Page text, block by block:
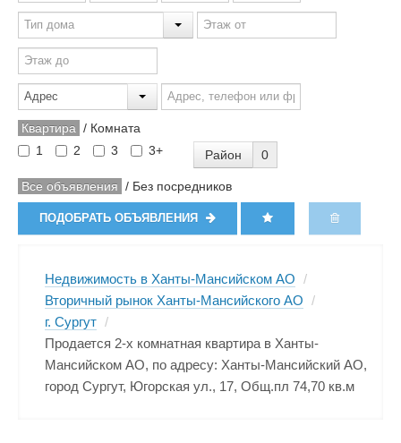
Квартира / Комната
1
2 3 3+ Район 0
Все объявления / Без посредников
ПОДОБРАТЬ ОБЪЯВЛЕНИЯ
Недвижимость в Ханты-Мансийском АО /
Вторичный рынок Ханты-Мансийского АО /
г. Сургут /
Продается 2-х комнатная квартира в Ханты-
Мансийском АО, по адресу: Ханты-Мансийский АО,
город Сургут, Югорская ул., 17, Общ.пл 74,70 кв.м